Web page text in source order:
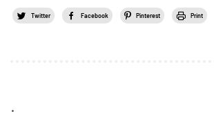
Twitter Facebook Pinterest Print
.